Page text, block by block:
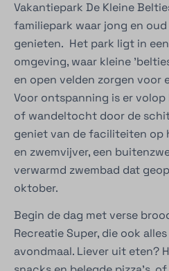
Vakantiepark De Kleine
familiepark waar jong en
genieten. Het park ligt in
omgeving, waar kleine
en open velden zorgen voor
Voor ontspanning is er
of wandeltocht door de
geniet van de faciliteiten op
en zwemvijver, een
verwarmd zwembad dat
oktober.
Begin de dag met verse
Recreatie Super, die ook
avondmaal. Liever uit eten?